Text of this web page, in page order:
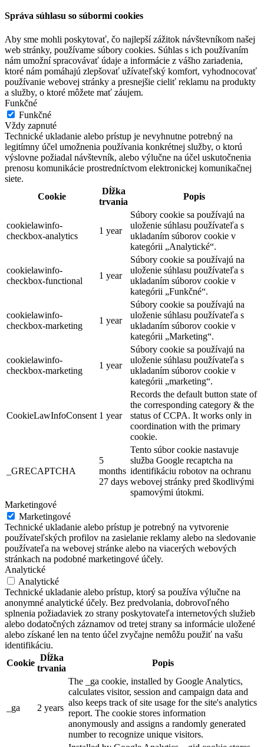
Správa súhlasu so súbormi cookies
Aby sme mohli poskytovať, čo najlepší zážitok návštevníkom našej
web stránky, používame súbory cookies. Súhlas s ich používaním
nám umožní spracovávať údaje a informácie z vášho zariadenia,
ktoré nám pomáhajú zlepšovať užívateľský komfort, vyhodnocovať
používanie webovej stránky a presnejšie cieliť reklamu na produkty
a služby, o ktoré môžete mať záujem.
Funkčné
Funkčné
Vždy zapnuté
Technické ukladanie alebo prístup je nevyhnutne potrebný na
legitímny účel umožnenia používania konkrétnej služby, o ktorú
výslovne požiadal návštevník, alebo výlučne na účel uskutočnenia
prenosu komunikácie prostredníctvom elektronickej komunikačnej
siete.
Cookie
Dĺžka
trvania
Popis
cookielawinfo-
checkbox-analytics
1 year
Súbory cookie sa používajú na
uloženie súhlasu používateľa s
ukladaním súborov cookie v
kategórii „Analytické“.
cookielawinfo-
checkbox-functional
1 year
Súbory cookie sa používajú na
uloženie súhlasu používateľa s
ukladaním súborov cookie v
kategórii „Funkčné“.
cookielawinfo-
checkbox-marketing
1 year
Súbory cookie sa používajú na
uloženie súhlasu používateľa s
ukladaním súborov cookie v
kategórii „Marketing“.
cookielawinfo-
checkbox-marketing
1 year
Súbory cookie sa používajú na
uloženie súhlasu používateľa s
ukladaním súborov cookie v
kategórii „marketing“.
CookieLawInfoConsent 1 year
Records the default button state of
the corresponding category & the
status of CCPA. It works only in
coordination with the primary
cookie.
_GRECAPTCHA
5
months
27 days
Tento súbor cookie nastavuje
služba Google recaptcha na
identifikáciu robotov na ochranu
webovej stránky pred škodlivými
spamovými útokmi.
Marketingové
Marketingové
Technické ukladanie alebo prístup je potrebný na vytvorenie
používateľských profilov na zasielanie reklamy alebo na sledovanie
používateľa na webovej stránke alebo na viacerých webových
stránkach na podobné marketingové účely.
Analytické
Analytické
Technické ukladanie alebo prístup, ktorý sa používa výlučne na
anonymné analytické účely. Bez predvolania, dobrovoľného
splnenia požiadaviek zo strany poskytovateľa internetových služieb
alebo dodatočných záznamov od tretej strany sa informácie uložené
alebo získané len na tento účel zvyčajne nemôžu použiť na vašu
identifikáciu.
Cookie
Dĺžka
trvania
Popis
_ga 2 years
The _ga cookie, installed by Google Analytics,
calculates visitor, session and campaign data and
also keeps track of site usage for the site's analytics
report. The cookie stores information
anonymously and assigns a randomly generated
number to recognize unique visitors.